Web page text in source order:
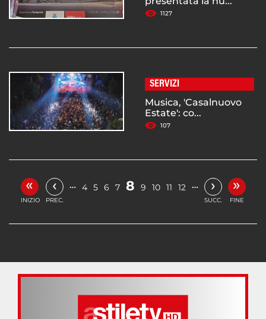
1127
SERVIZI
Musica, 'Casalnuovo
Estate': co...
107
«
INIZIO
‹
PREC.
… 4 5 6 7 8 9 10 11 12 … ›
SUCC.
»
FINE